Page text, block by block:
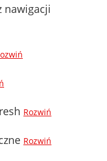
nawigacji
Rozwiń
Rozwiń